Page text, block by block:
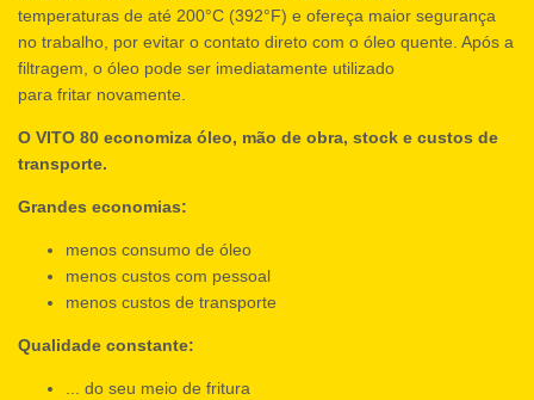
temperaturas de até 200°C (392°F) e ofereça maior segurança
no trabalho, por evitar o contato direto com o óleo quente. Após a
filtragem, o óleo pode ser imediatamente utilizado
para fritar novamente.
O VITO 80 economiza óleo, mão de obra, stock e custos de
transporte.
Grandes economias:
menos consumo de óleo
menos custos com pessoal
menos custos de transporte
Qualidade constante:
... do seu meio de fritura